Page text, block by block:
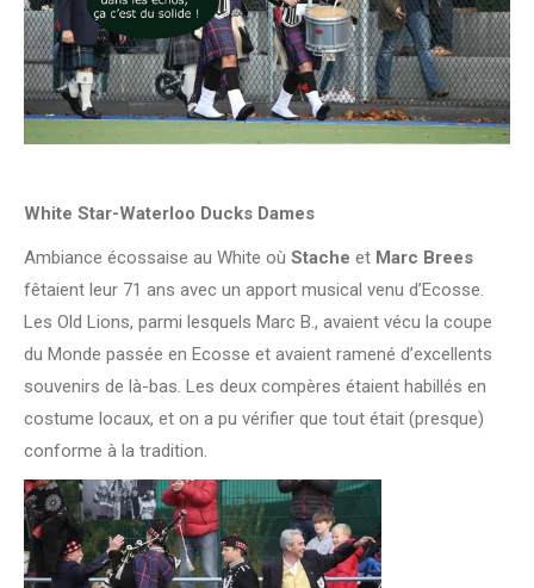
White Star-Waterloo Ducks Dames
Ambiance écossaise au White où Stache et Marc Brees
fêtaient leur 71 ans avec un apport musical venu d’Ecosse.
Les Old Lions, parmi lesquels Marc B., avaient vécu la coupe
du Monde passée en Ecosse et avaient ramené d’excellents
souvenirs de là-bas. Les deux compères étaient habillés en
costume locaux, et on a pu vérifier que tout était (presque)
conforme à la tradition.